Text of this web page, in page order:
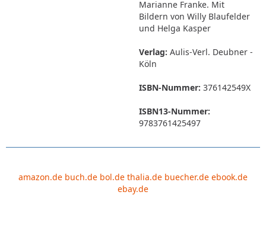
Marianne Franke. Mit
Bildern von Willy Blaufelder
und Helga Kasper
Verlag: Aulis-Verl. Deubner -
Köln
ISBN-Nummer: 376142549X
ISBN13-Nummer:
9783761425497
amazon.de buch.de bol.de thalia.de buecher.de ebook.de
ebay.de